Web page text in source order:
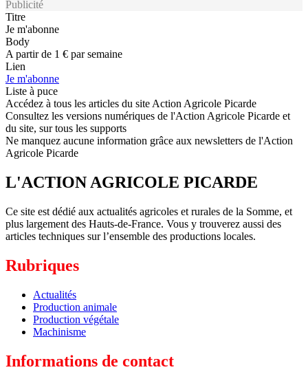
Publicité
Titre
Je m'abonne
Body
A partir de 1 € par semaine
Lien
Je m'abonne
Liste à puce
Accédez à tous les articles du site Action Agricole Picarde
Consultez les versions numériques de l'Action Agricole Picarde et
du site, sur tous les supports
Ne manquez aucune information grâce aux newsletters de l'Action
Agricole Picarde
L'ACTION AGRICOLE PICARDE
Ce site est dédié aux actualités agricoles et rurales de la Somme, et
plus largement des Hauts-de-France. Vous y trouverez aussi des
articles techniques sur l’ensemble des productions locales.
Rubriques
Actualités
Production animale
Production végétale
Machinisme
Informations de contact